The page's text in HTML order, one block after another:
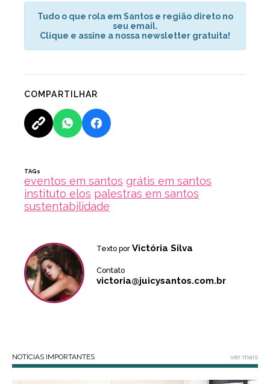
Tudo o que rola em Santos e região direto no
seu email.
Clique e assine a nossa newsletter gratuita!
COMPARTILHAR
TAGs
eventos em santos grátis em santos
instituto elos palestras em santos
sustentabilidade
Texto por Victória Silva
Contato
victoria@juicysantos.com.br
NOTÍCIAS IMPORTANTES ver mais